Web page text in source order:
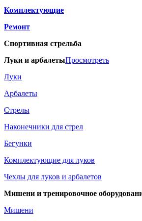
Комплектующие
Ремонт
Спортивная стрельба
Луки и арбалетыПросмотреть
Луки
Арбалеты
Стрелы
Наконечники для стрел
Бегунки
Комплектующие для луков
Чехлы для луков и арбалетов
Мишени и тренировочное
Мишени